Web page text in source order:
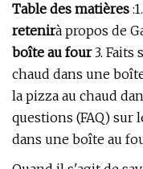
Table des matières
retenirà propos de
boîte au four3. Faits
chaud dans une
la pizza au chaud
questions (FAQ) sur
dans une boîte au